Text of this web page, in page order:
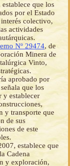
establece que los
por el Estado
colectivo,
actividades
Nº 29474, de
Minera de
Vinto,
aprobado por
que los
y establecer
y transporte que
de sus
de este
establece que
Cadena
y exploración,